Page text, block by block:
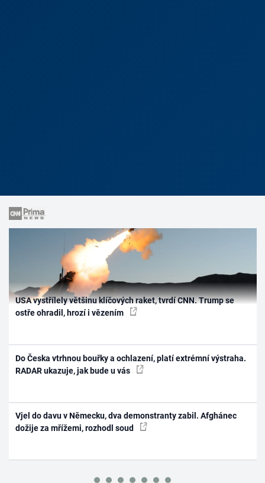
USA vystřílely většinu klíčových raket, tvrdí CNN. Trump se
ostře ohradil, hrozí i vězením
Do Česka vtrhnou bouřky a ochlazení, platí extrémní výstraha.
RADAR ukazuje, jak bude u vás
Vjel do davu v Německu, dva demonstranty zabil. Afghánec
dožije za mřížemi, rozhodl soud